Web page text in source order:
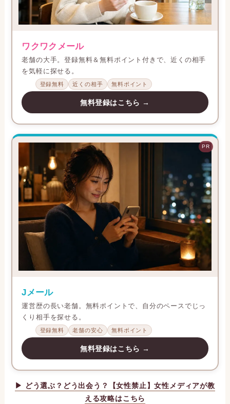
ワクワクメール
老舗の大手。登録無料＆無料ポイント付きで、近くの相手
を気軽に探せる。
登録無料 近くの相手 無料ポイント
無料登録はこちら →
PR
Jメール
運営歴の長い老舗。無料ポイントで、自分のペースでじっ
くり相手を探せる。
登録無料 老舗の安心 無料ポイント
無料登録はこちら →
▶ どう選ぶ？どう出会う？【女性禁止】女性メディアが教
える攻略はこちら